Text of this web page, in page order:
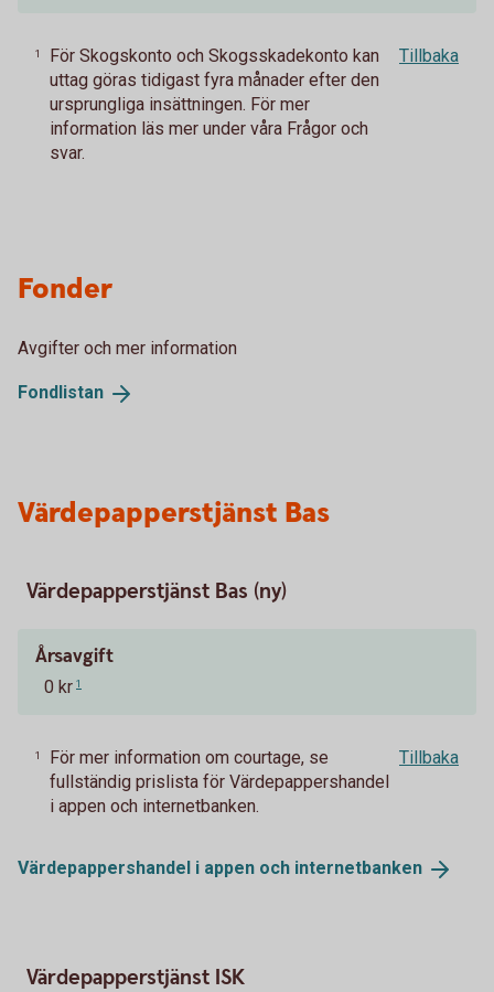
1
För Skogskonto och Skogsskadekonto kan
uttag göras tidigast fyra månader efter den
ursprungliga insättningen. För mer
information läs mer under våra Frågor och
svar.
Tillbaka
Fonder
Avgifter och mer information
Fondlistan
Värdepapperstjänst Bas
Värdepapperstjänst Bas (ny)
Årsavgift
0 kr 1
1
För mer information om courtage, se
fullständig prislista för Värdepappershandel
i appen och internetbanken.
Tillbaka
Värdepappershandel i appen och internetbanken
Värdepapperstjänst ISK